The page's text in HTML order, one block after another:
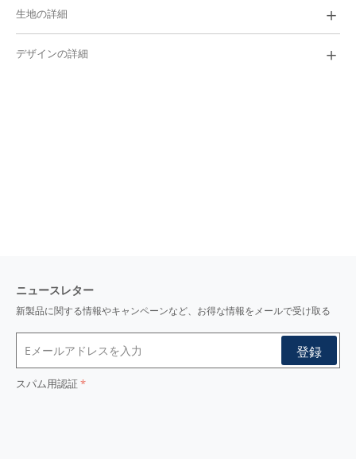
生地の詳細 ＋
￥7,600
デザインの詳細 ＋
ニュースレター
新製品に関する情報やキャンペーンなど、お得な情報をメールで受け取る
スパム用認証